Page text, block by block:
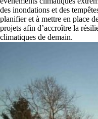
des inondations et des
planifier et à mettre en place
projets afin d’accroître la
climatiques de demain.